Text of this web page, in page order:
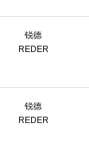
锐德
REDER
锐德
REDER